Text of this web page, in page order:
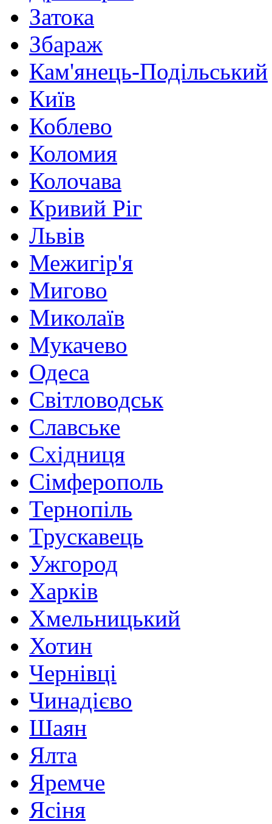
Затока
Збараж
Кам'янець-Подільський
Київ
Коблево
Коломия
Колочава
Кривий Ріг
Львів
Межигір'я
Мигово
Миколаїв
Мукачево
Одеса
Світловодськ
Славське
Східниця
Сімферополь
Тернопіль
Трускавець
Ужгород
Харків
Хмельницький
Хотин
Чернівці
Чинадієво
Шаян
Ялта
Яремче
Ясіня